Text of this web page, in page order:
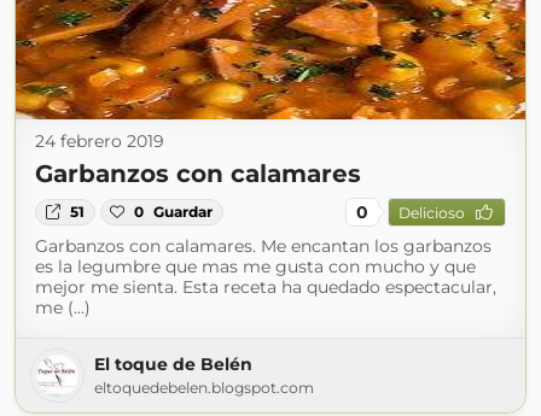
24 febrero 2019
Garbanzos con calamares
51 0 Guardar 0 Delicioso
Garbanzos con calamares. Me encantan los garbanzos
es la legumbre que mas me gusta con mucho y que
mejor me sienta. Esta receta ha quedado espectacular,
me (...)
El toque de Belén
eltoquedebelen.blogspot.com